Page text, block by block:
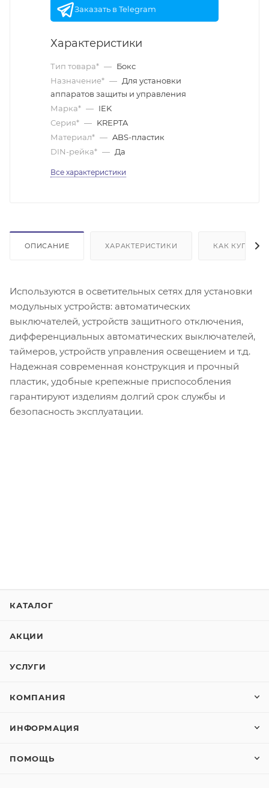
Заказать в Telegram
Характеристики
Тип товара* — Бокс
Назначение* — Для установки
аппаратов защиты и управления
Марка* — IEK
Серия* — KREPTA
Материал* — ABS-пластик
DIN-рейка* — Да
Все характеристики
ОПИСАНИЕ ХАРАКТЕРИСТИКИ КАК КУПИТЬ
Используются в осветительных сетях для установки
модульных устройств: автоматических
выключателей, устройств защитного отключения,
дифференциальных автоматических выключателей,
таймеров, устройств управления освещением и т.д.
Надежная современная конструкция и прочный
пластик, удобные крепежные приспособления
гарантируют изделиям долгий срок службы и
безопасность эксплуатации.
КАТАЛОГ
АКЦИИ
УСЛУГИ
КОМПАНИЯ
ИНФОРМАЦИЯ
ПОМОЩЬ